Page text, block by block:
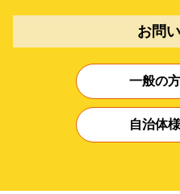
お問
一般の
自治体